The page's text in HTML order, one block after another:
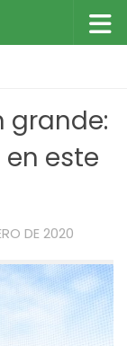
grande:
este
DE 2020